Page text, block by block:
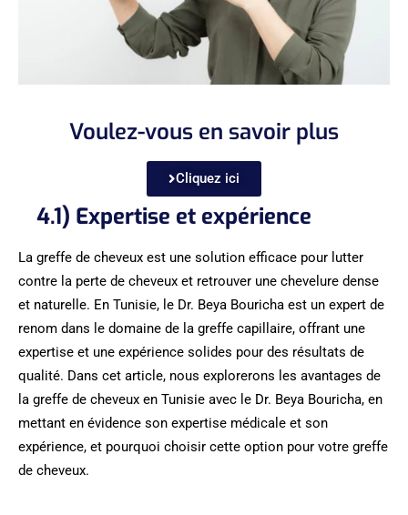
Voulez-vous en savoir plus
Cliquez ici
4.1) Expertise et expérience
La greffe de cheveux est une solution efficace pour lutter
contre la perte de cheveux et retrouver une chevelure dense
et naturelle. En Tunisie, le Dr. Beya Bouricha est un expert de
renom dans le domaine de la greffe capillaire, offrant une
expertise et une expérience solides pour des résultats de
qualité. Dans cet article, nous explorerons les avantages de
la greffe de cheveux en Tunisie avec le Dr. Beya Bouricha, en
mettant en évidence son expertise médicale et son
expérience, et pourquoi choisir cette option pour votre greffe
de cheveux.